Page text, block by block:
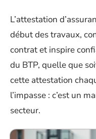
L’attestation
début des travaux,
contrat et inspire
du BTP, quelle que
cette attestation
l’impasse : c’est un
secteur.